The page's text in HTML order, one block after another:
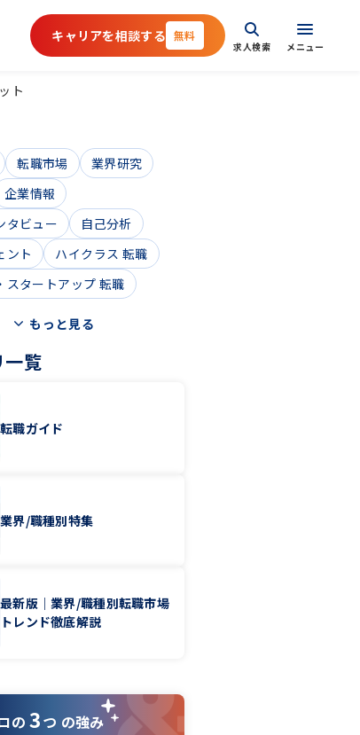
キャリアを相談する 無料
求人検索 メニュー
ト
転職市場
業界研究
企業情報
タビュー
自己分析
ント
ハイクラス 転職
スタートアップ 転職
もっと見る
一覧
転職ガイド
業界/職種別特集
最新版｜業界/職種別転職市場
トレンド徹底解説
の3つ の強み